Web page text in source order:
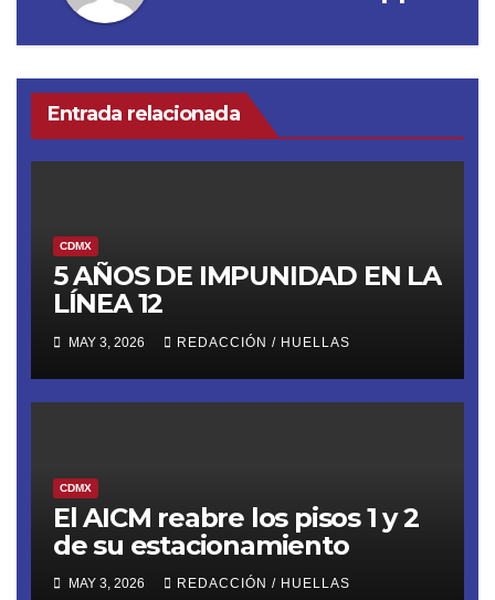
Entrada relacionada
CDMX
5 AÑOS DE IMPUNIDAD EN LA
LÍNEA 12
MAY 3, 2026 REDACCIÓN / HUELLAS
CDMX
El AICM reabre los pisos 1 y 2
de su estacionamiento
MAY 3, 2026 REDACCIÓN / HUELLAS